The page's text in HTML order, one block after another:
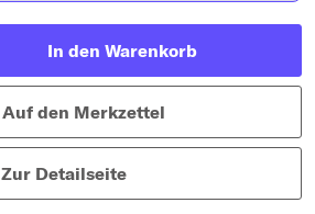
In den Warenkorb
Auf den Merkzettel
Zur Detailseite